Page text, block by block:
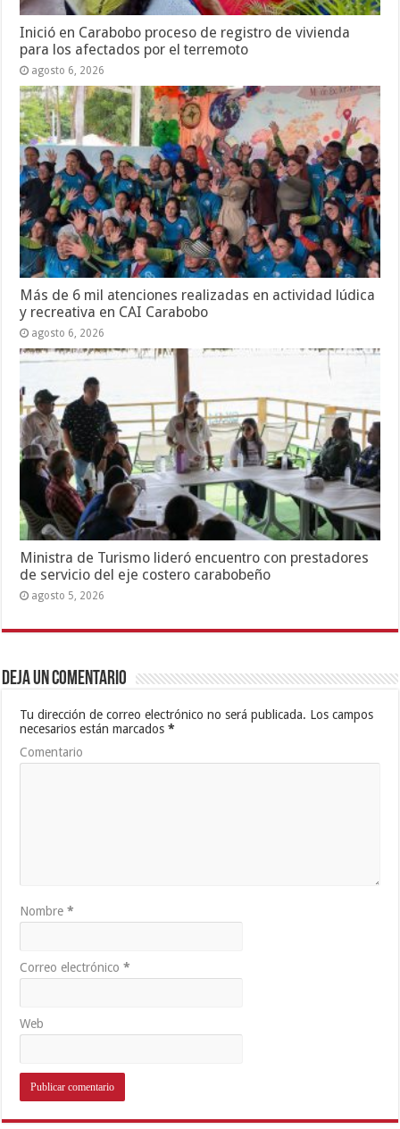
Inició en Carabobo proceso de registro de vivienda
para los afectados por el terremoto
agosto 6, 2026
Más de 6 mil atenciones realizadas en actividad lúdica
y recreativa en CAI Carabobo
agosto 6, 2026
Ministra de Turismo lideró encuentro con prestadores
de servicio del eje costero carabobeño
agosto 5, 2026
Deja un comentario
Tu dirección de correo electrónico no será publicada. Los campos
necesarios están marcados*
Comentario
Nombre*
Correo electrónico*
Web